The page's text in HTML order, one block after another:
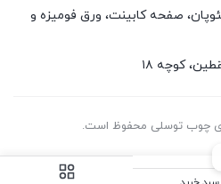
صفحه کابینت، ورق فومیزه و
کوچه ۱۸
چوب توسلی محفوظ است.